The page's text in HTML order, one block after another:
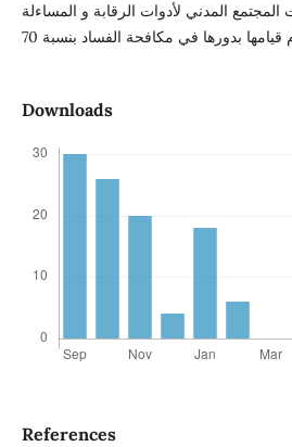
المجتمع المدني لأدوات الرقابة و المساءلة
Downloads
References